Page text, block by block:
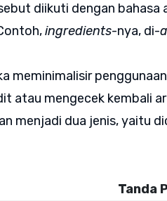
diikuti dengan
ingredients-nya, di-
meminimalisir
atau mengecek kembali
menjadi dua jenis, yaitu
Tanda